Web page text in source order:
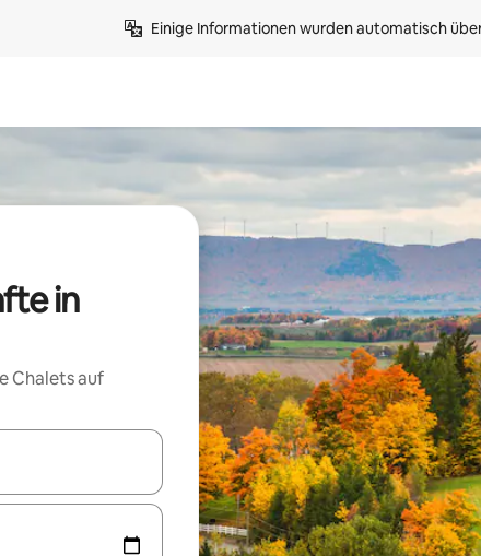
Einige Informationen wurden automatisch
in
Chalets auf
navigiere mit den Pfeiltasten nach oben und unten oder